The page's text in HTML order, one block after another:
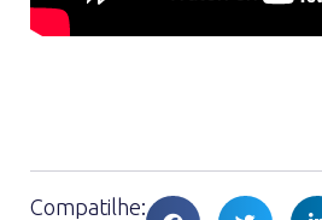
Compatilhe: